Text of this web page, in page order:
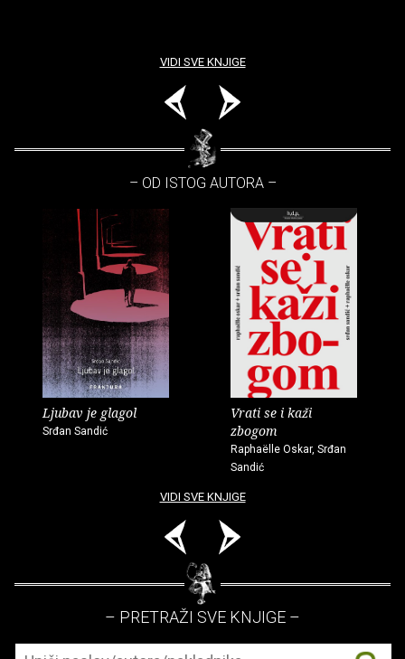
VIDI SVE KNJIGE
– OD ISTOG AUTORA –
Ljubav je glagol
Srđan Sandić
Vrati se i kaži
zbogom
Raphaëlle Oskar, Srđan
Sandić
VIDI SVE KNJIGE
– PRETRAŽI SVE KNJIGE –